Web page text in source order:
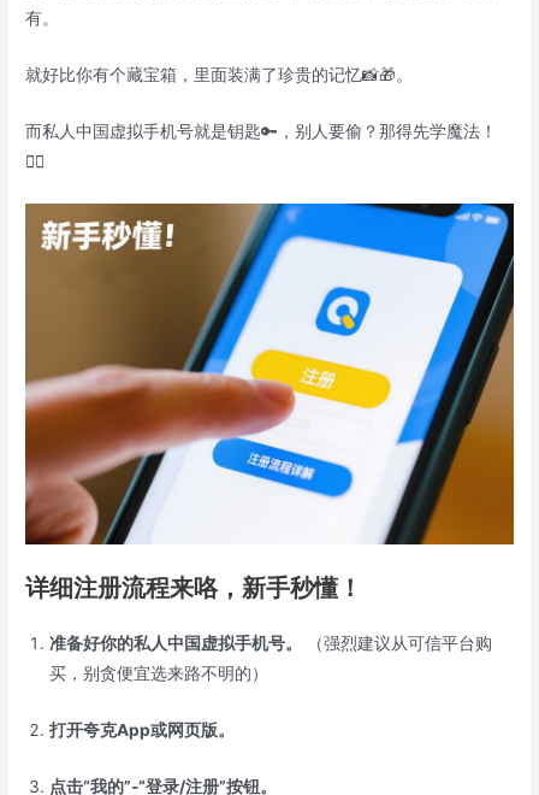
有。
就好比你有个藏宝箱，里面装满了珍贵的记忆📸🎁。
而私人中国虚拟手机号就是钥匙🔑，别人要偷？那得先学魔法！
🧙‍♂️
详细注册流程来咯，新手秒懂！
准备好你的私人中国虚拟手机号。
（强烈建议从可信平台购
买，别贪便宜选来路不明的）
打开夸克App或网页版。
点击“我的”-“登录/注册”按钮。